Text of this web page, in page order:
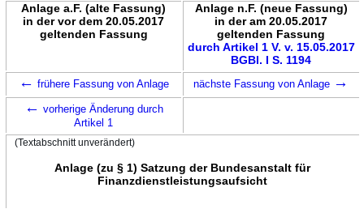
Anlage a.F. (alte Fassung)
in der vor dem 20.05.2017
geltenden Fassung
Anlage n.F. (neue Fassung)
in der am 20.05.2017
geltenden Fassung
durch Artikel 1 V. v. 15.05.2017
BGBl. I S. 1194
← frühere Fassung von Anlage nächste Fassung von Anlage →
← vorherige Änderung durch
Artikel 1
(Textabschnitt unverändert)
Anlage (zu § 1) Satzung der Bundesanstalt für
Finanzdienstleistungsaufsicht